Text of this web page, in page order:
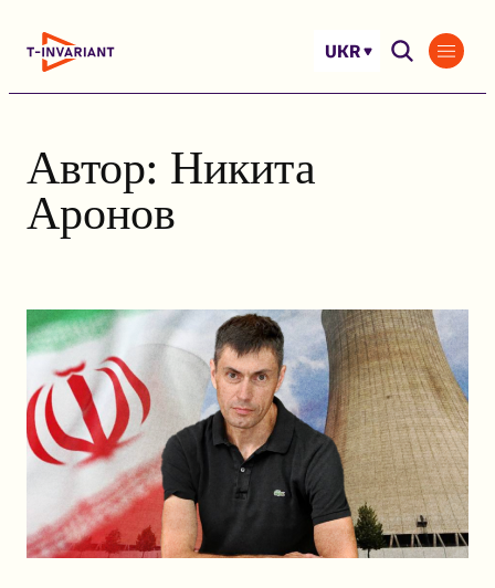
до
UKR
Автор: Никита
Аронов